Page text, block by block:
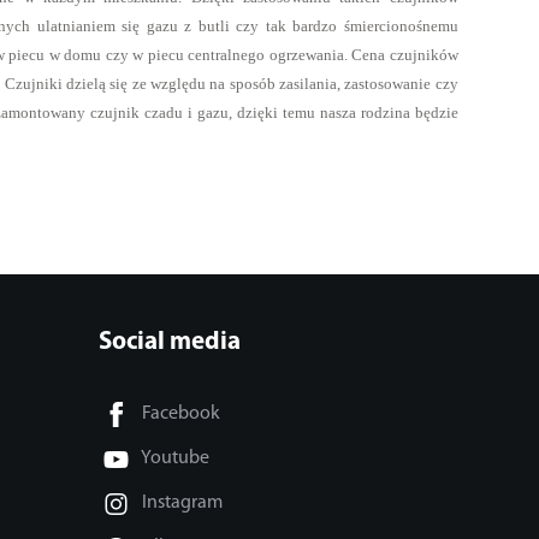
ulatnianiem się gazu z butli czy tak bardzo śmiercionośnemu
w domu czy w piecu centralnego ogrzewania. Cena czujników
dzielą się ze względu na sposób zasilania, zastosowanie czy
czujnik czadu i gazu, dzięki temu nasza rodzina będzie
Social media
Facebook
Youtube
Instagram